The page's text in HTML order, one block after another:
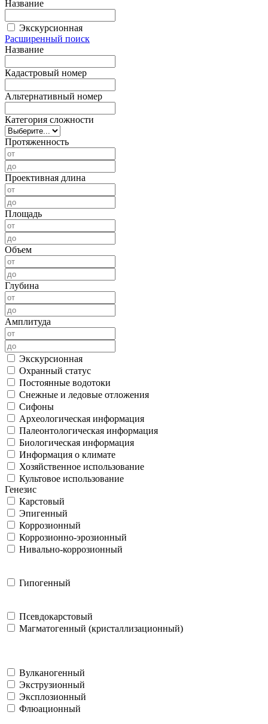
Название
Экскурсионная
Расширенный поиск
Название
Кадастровый номер
Альтернативный номер
Категория сложности
Протяженность
Проективная длина
Площадь
Объем
Глубина
Амплитуда
Экскурсионная
Охранный статус
Постоянные водотоки
Снежные и ледовые отложения
Сифоны
Археологическая информация
Палеонтологическая информация
Биологическая информация
Информация о климате
Хозяйственное использование
Культовое использование
Генезис
Карстовый
Эпигенный
Коррозионный
Коррозионно-эрозионный
Нивально-коррозионный
Гипогенный
Псевдокарстовый
Магматогенный (кристаллизационный)
Вулканогенный
Экструзионный
Эксплозионный
Флюационный